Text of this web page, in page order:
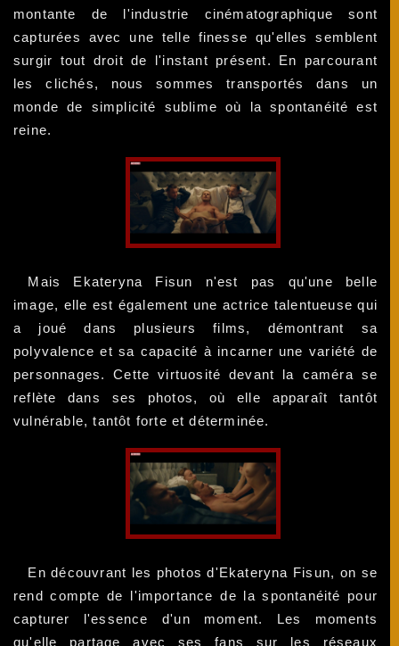
montante de l'industrie cinématographique sont
capturées avec une telle finesse qu'elles semblent
surgir tout droit de l'instant présent. En parcourant
les clichés, nous sommes transportés dans un
monde de simplicité sublime où la spontanéité est
reine.
Mais Ekateryna Fisun n'est pas qu'une belle
image, elle est également une actrice talentueuse qui
a joué dans plusieurs films, démontrant sa
polyvalence et sa capacité à incarner une variété de
personnages. Cette virtuosité devant la caméra se
reflète dans ses photos, où elle apparaît tantôt
vulnérable, tantôt forte et déterminée.
En découvrant les photos d'Ekateryna Fisun, on se
rend compte de l'importance de la spontanéité pour
capturer l'essence d'un moment. Les moments
qu'elle partage avec ses fans sur les réseaux